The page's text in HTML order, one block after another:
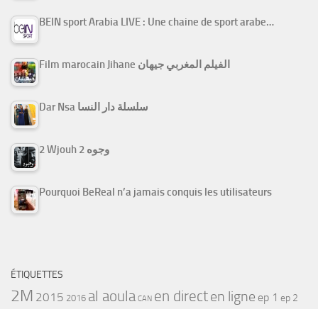
BEIN sport Arabia LIVE : Une chaine de sport arabe…
Film marocain Jihane الفيلم المغربي جيهان
Dar Nsa سلسلة دار النسا
2 Wjouh 2 وجوه
Pourquoi BeReal n’a jamais conquis les utilisateurs
ÉTIQUETTES
2M 2015 2016 al aoula CAN en directen ligne ep 1 ep 2